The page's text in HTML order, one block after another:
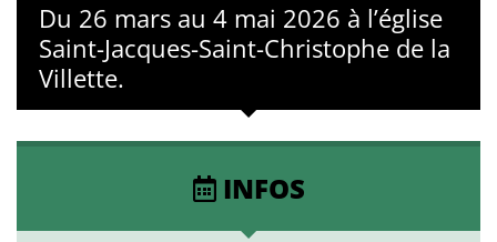
Du 26 mars au 4 mai 2026 à l’église
Saint-Jacques-Saint-Christophe de la
Villette.
INFOS